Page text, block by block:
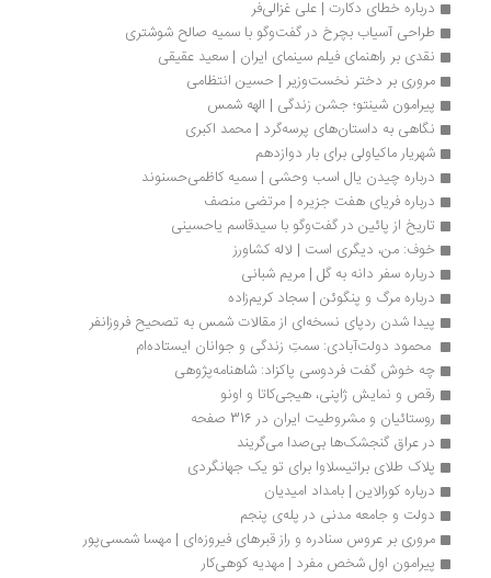
درباره خطای دکارت | علی غزالی‌فر
طراحی آسیاب بچرخ در گفت‌وگو با سمیه صالح شوشتری
نقدی بر راهنمای فیلم سینمای ایران | سعید عقیقی
مروری بر دختر نخست‌وزیر | حسین انتظامی
پیرامون شینتو؛ جشن زندگی | الهه شمس
نگاهی به داستان‌های پرسه‌گرد | محمد اکبری
شهریار ماکیاولی برای بار دوازدهم
درباره چیدن یال اسب وحشی | سمیه کاظمی‌حسنوند
درباره فریای هفت جزیره | مرتضی منصف
تاریخ از پائین در گفت‌وگو با سیدقاسم یاحسینی
خوف: من، دیگری است | لاله کشاورز
درباره سفر دانه به گل | مریم شبانی
درباره مرگ و پنگوئن | سجاد کریم‌زاده
پیدا شدن ردپای نسخه‌ای از مقالات شمس به تصحیح فروزانفر
محمود دولت‌آبادی: سمتِ زندگی و جوانان ایستاده‌ام
چه خوش گفت فردوسی پاکزاد: شاهنامه‌پژوهی
رقص و نمایش ژاپنی، هیجی‌کاتا و اونو
روستائیان و مشروطیت ایران در 316 صفحه
در عراق گنجشک‌ها بی‌صدا می‌گریند
پلاک طلای براتیسلاوا برای تو یک جهانگردی
درباره کورالاین | بامداد امیدیان
دولت و جامعه مدنی در پله‌ی پنجم
مروری بر عروس سنادره و راز قبرهای فیروزه‌ای | مهسا شمسی‌پور
پیرامون اول شخص مفرد | مهدیه کوهی‌کار